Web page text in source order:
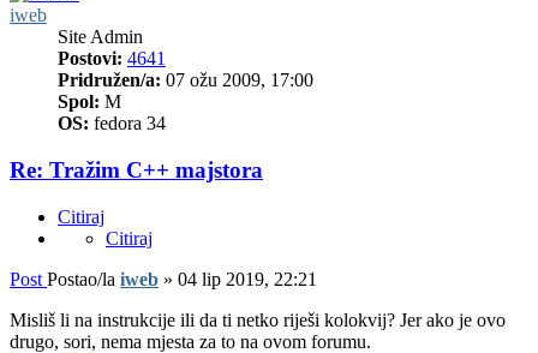
iweb
Site Admin
Postovi: 4641
Pridružen/a: 07 ožu 2009, 17:00
Spol: M
OS: fedora 34
Re: Tražim C++ majstora
Citiraj
Citiraj
Post Postao/la iweb » 04 lip 2019, 22:21
Misliš li na instrukcije ili da ti netko riješi kolokvij? Jer ako je ovo
drugo, sori, nema mjesta za to na ovom forumu.